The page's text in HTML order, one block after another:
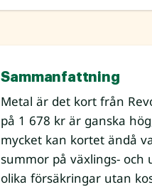
Sammanfattning
Metal är det kort från
på 1 678 kr är ganska
mycket kan kortet ändå
summor på växlings-
olika försäkringar utan